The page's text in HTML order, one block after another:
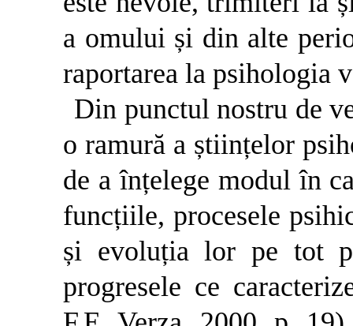
a omului și din alte
raportarea la psihologia
Din punctul nostru de
o ramură a științelor
de a înțelege modul în
funcțiile, procesele
și evoluția lor pe tot
progresele ce